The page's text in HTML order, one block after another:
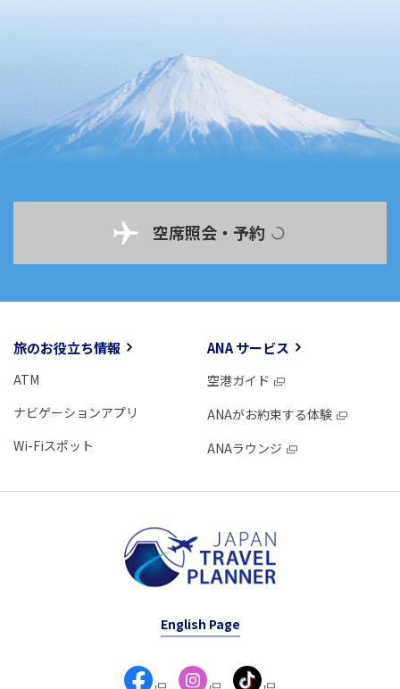
空席照会・予約
旅のお役立ち情報
ATM
ナビゲーションアプリ
Wi-Fiスポット
ANA サービス
空港ガイド
ANAがお約束する体験
ANAラウンジ
English Page